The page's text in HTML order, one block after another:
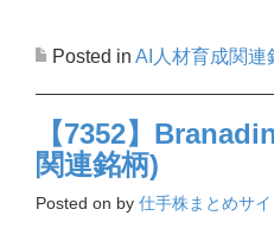
Posted in AI人材育成関連
【7352】
関連銘柄)
Posted on by 仕手株まとめサイ